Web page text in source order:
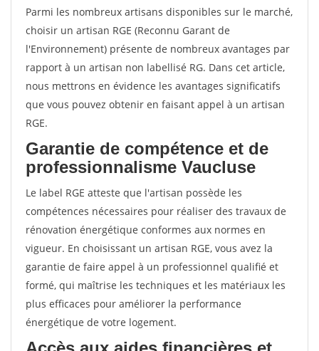
Parmi les nombreux artisans disponibles sur le marché,
choisir un artisan RGE (Reconnu Garant de
l'Environnement) présente de nombreux avantages par
rapport à un artisan non labellisé RG. Dans cet article,
nous mettrons en évidence les avantages significatifs
que vous pouvez obtenir en faisant appel à un artisan
RGE.
Garantie de compétence et de
professionnalisme Vaucluse
Le label RGE atteste que l'artisan possède les
compétences nécessaires pour réaliser des travaux de
rénovation énergétique conformes aux normes en
vigueur. En choisissant un artisan RGE, vous avez la
garantie de faire appel à un professionnel qualifié et
formé, qui maîtrise les techniques et les matériaux les
plus efficaces pour améliorer la performance
énergétique de votre logement.